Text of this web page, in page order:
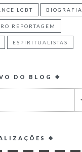
LGBT BIOGRAFIA
REPORTAGEM
ESPIRITUALISTAS
DO BLOG ❖
❖